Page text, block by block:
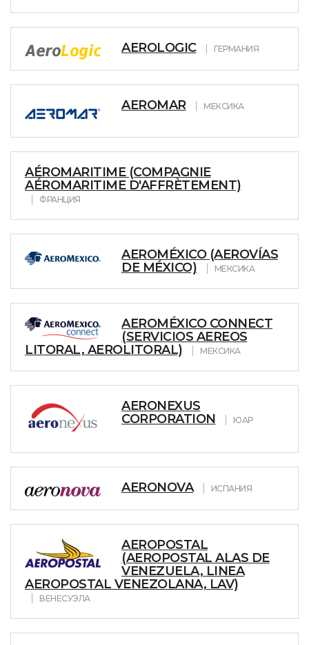
AEROLOGIC ГЕРМАНИЯ
AEROMAR МЕКСИКА
AÉROMARITIME (COMPAGNIE
AÉROMARITIME D'AFFRÈTEMENT)
ФРАНЦИЯ
AEROMÉXICO (AEROVÍAS
DE MÉXICO)
МЕКСИКА
AEROMÉXICO CONNECT
(SERVICIOS AEREOS
LITORAL, AEROLITORAL)
МЕКСИКА
AERONEXUS
CORPORATION
ЮАР
AERONOVA ИСПАНИЯ
AEROPOSTAL
(AEROPOSTAL ALAS DE
VENEZUELA, LINEA
AEROPOSTAL VENEZOLANA, LAV)
ВЕНЕСУЭЛА